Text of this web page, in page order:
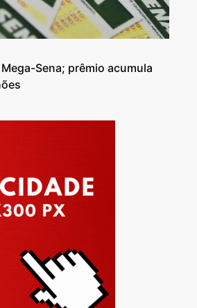
Sena; prêmio acumula